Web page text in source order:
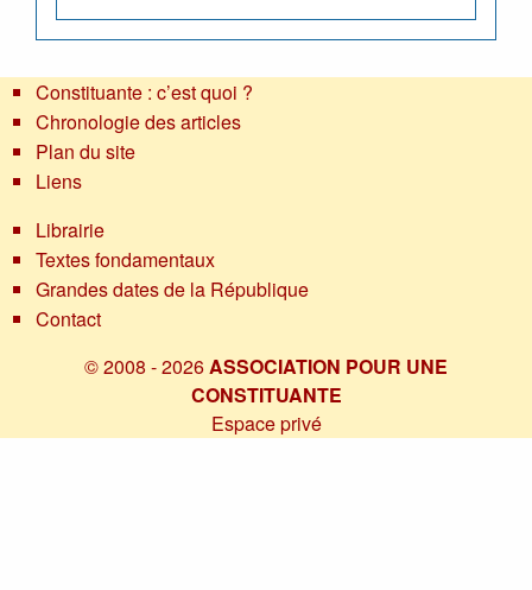
Constituante : c’est quoi ?
Chronologie des articles
Plan du site
Liens
Librairie
Textes fondamentaux
Grandes dates de la République
Contact
© 2008 - 2026ASSOCIATION POUR UNE
CONSTITUANTE
Espace privé